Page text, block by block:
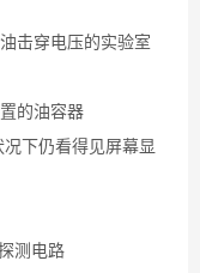
击穿电压的实验室
的油容器
况下仍看得见屏幕显
测电路